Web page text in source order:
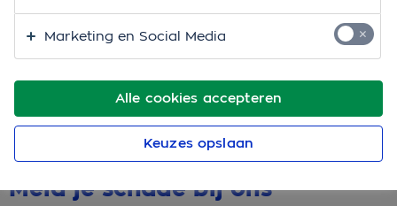
Is je motor beschadigd door een aanrijding met een
andere partij? Ontzettend vervelend. Maar er is goed
nieuws: met onze WA en WA-Plus motorverzekering
profiteer je van directe schadeafhandeling (DSA).
Daarmee bespaar je een hoop rompslomp en kun jij
weer snel de weg op
Meld je schade bij ons
Alle cookies accepteren
Marketing en Social Media
Keuzes opslaan